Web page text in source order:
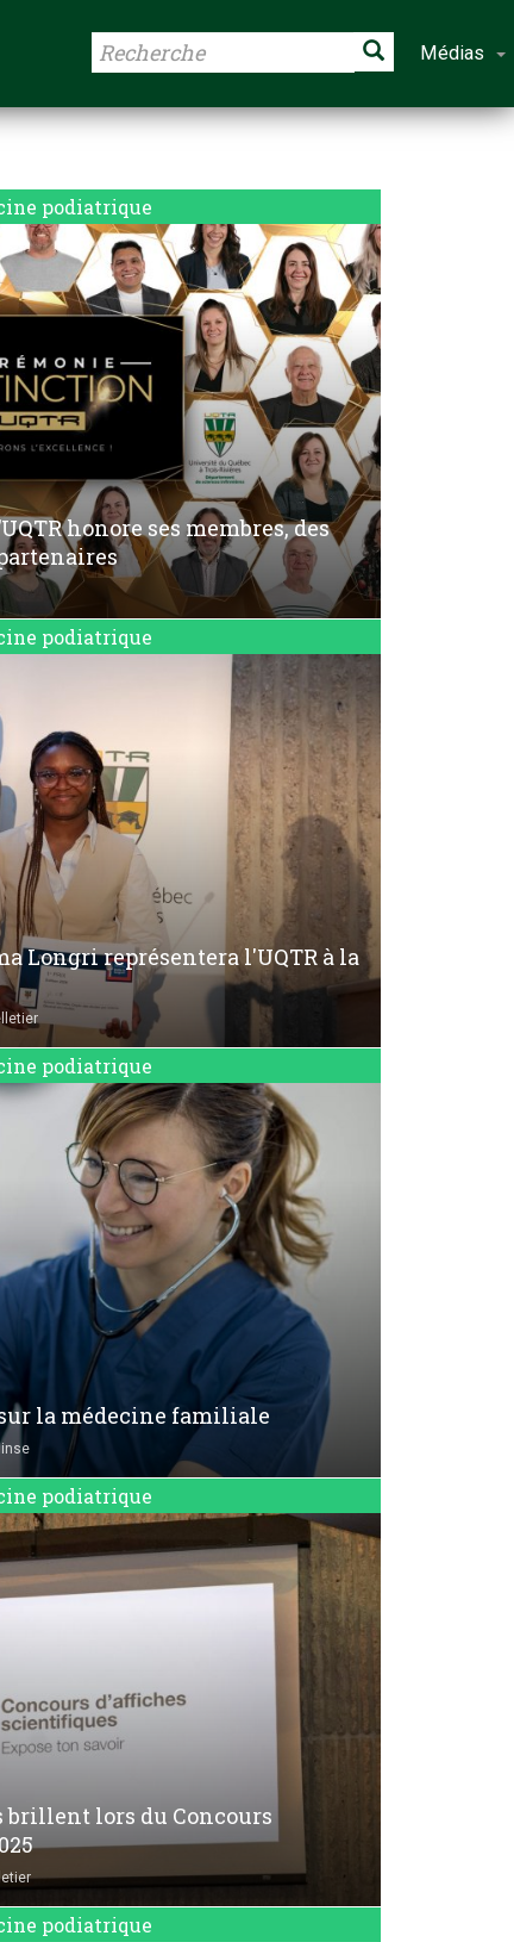
Médias
podiatrique
honore ses membres, des
podiatrique
Longri représentera l'UQTR à la
podiatrique
la médecine familiale
podiatrique
brillent lors du Concours
podiatrique